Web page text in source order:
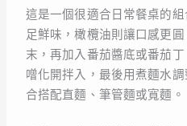
這是一個很適合日常餐桌的
足鮮味，橄欖油則讓口感更
末，再加入番茄醬底或番茄
噌化開拌入，最後用煮麵水
合搭配直麵、筆管麵或寬麵。